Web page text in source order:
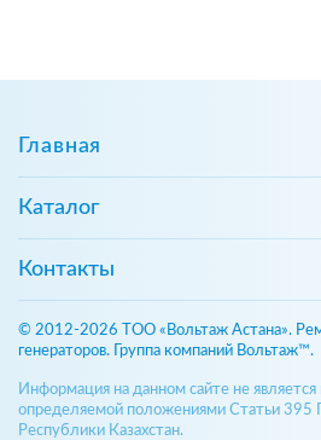
Главная
Каталог
Контакты
© 2012-2026 ТОО «Вольтаж Астана».
генераторов. Группа компаний Вольтаж™.
Информация на данном сайте не
определяемой положениями Статьи 395
Республики Казахстан.